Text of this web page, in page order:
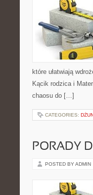
które ułatwiają
Kącik rodzica i
chaosu do […]
CATEGORIES:
PORADY
POSTED BY ADMIN